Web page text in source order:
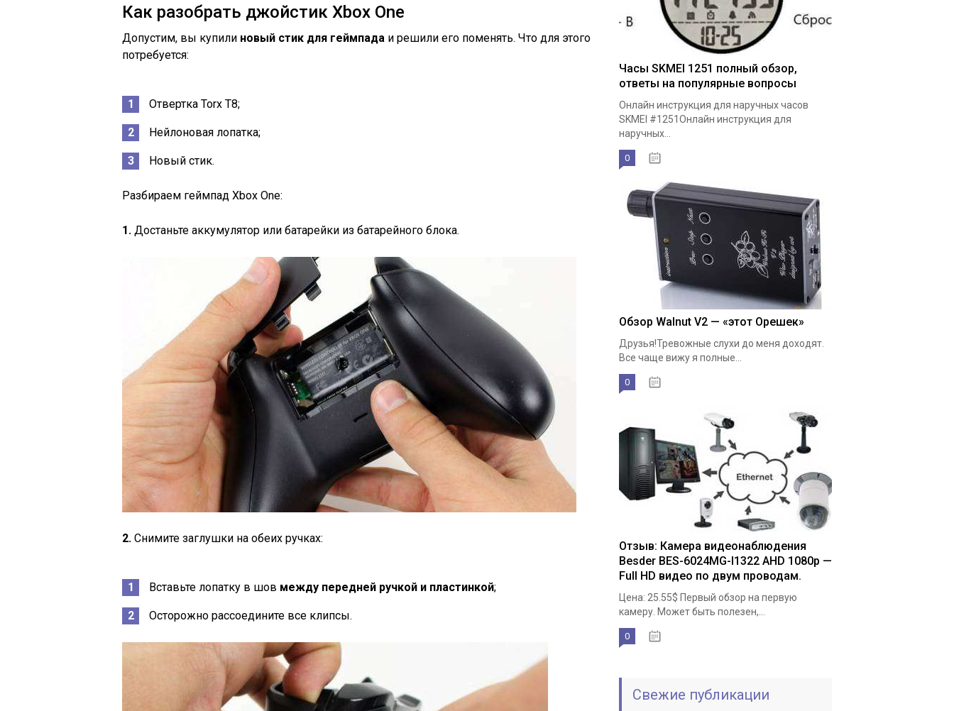
Как разобрать джойстик Xbox One
Допустим, вы купили новый стик для геймпада и решили его поменять. Что для этого
потребуется:
Отвертка Torx T8;
Нейлоновая лопатка;
Новый стик.
Разбираем геймпад Xbox One:
1. Достаньте аккумулятор или батарейки из батарейного блока.
2. Снимите заглушки на обеих ручках:
Вставьте лопатку в шов между передней ручкой и пластинкой;
Осторожно рассоедините все клипсы.
Часы SKMEI 1251 полный обзор,
ответы на популярные вопросы
Онлайн инструкция для наручных часов
SKMEI #1251Онлайн инструкция для
наручных...
0
Обзор Walnut V2 — «этот Орешек»
Друзья!Тревожные слухи до меня доходят.
Все чаще вижу я полные...
0
Отзыв: Камера видеонаблюдения
Besder BES-6024MG-I1322 AHD 1080p —
Full HD видео по двум проводам.
Цена: 25.55$ Первый обзор на первую
камеру. Может быть полезен,...
0
Свежие публикации